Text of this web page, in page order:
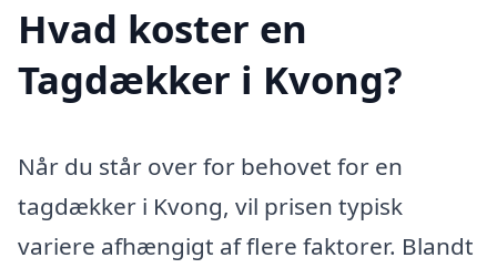
Hvad koster en
Tagdækker i Kvong?
Når du står over for behovet for en
tagdækker i Kvong, vil prisen typisk
variere afhængigt af flere faktorer. Blandt